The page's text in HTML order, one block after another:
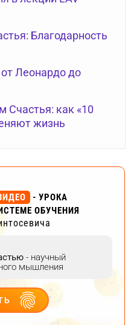
Благодарность
Леонардо до
Счастья: как «10
жизнь
- УРОКА
ОБУЧЕНИЯ
- научный
мышления